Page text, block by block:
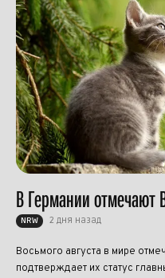
В Германии
NRW 2 дня назад
Восьмого августа в мире
подтверждает их статус